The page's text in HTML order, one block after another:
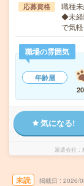
応募資格
職種
◆未経
で気
職場の雰囲気
年齢層
気になる!
派遣会社
未読 掲載日 2026/